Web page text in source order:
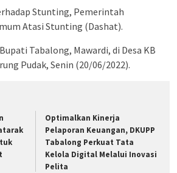
Stunting, Pemerintah
Atasi Stunting (Dashat).
Tabalong, Mawardi, di Desa KB
Pudak, Senin (20/06/2022).
Optimalkan Kinerja
Pelaporan Keuangan, DKUPP
Tabalong Perkuat Tata
Kelola Digital Melalui Inovasi
Pelita